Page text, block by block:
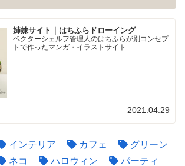
姉妹サイト｜はちふらドローイング
ベクターシェルフ管理人のはちふらが別コンセプ
トで作ったマンガ・イラストサイト
2021.04.29
インテリア カフェ
グリーン
ネコ ハロウィン パーティ